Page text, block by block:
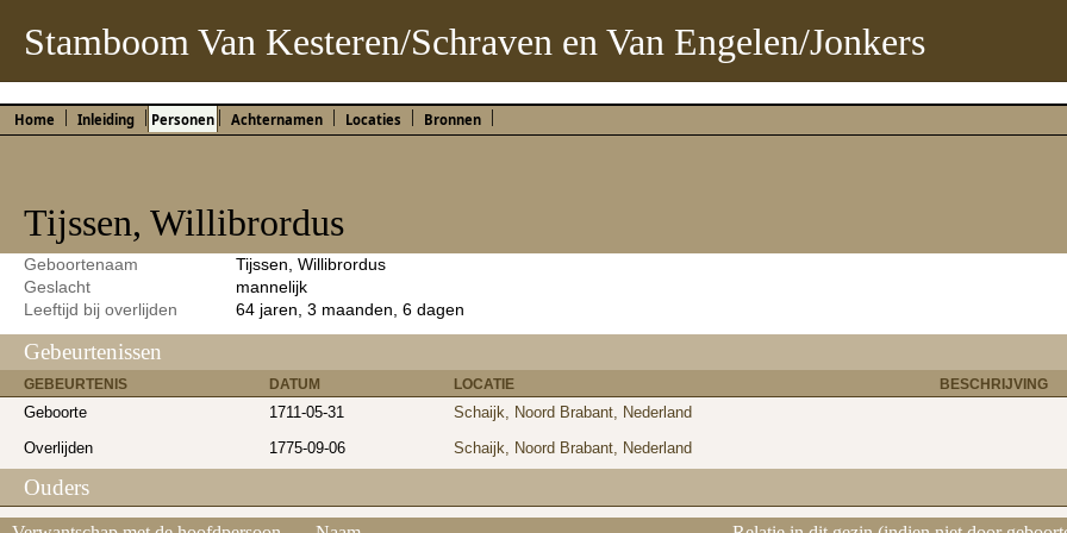
Stamboom Van Kesteren/Schraven en Van Engelen/Jonkers
Home Inleiding Personen Achternamen Locaties Bronnen
Tijssen, Willibrordus
Geboortenaam
Tijssen, Willibrordus
Geslacht
mannelijk
Leeftijd bij overlijden
64 jaren, 3 maanden, 6 dagen
Gebeurtenissen
GEBEURTENIS DATUM LOCATIE BESCHRIJVING
Geboorte 1711-05-31 Schaijk, Noord Brabant, Nederland
Overlijden
1775-09-06 Schaijk, Noord Brabant, Nederland
Ouders